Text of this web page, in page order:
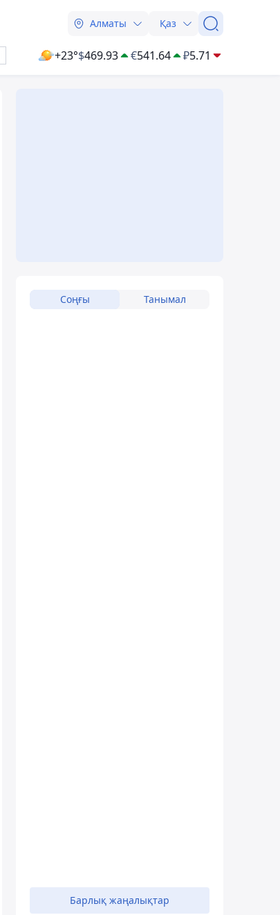
Алматы Қаз
+23°$469.93 €541.64 ₽5.71
Соңғы Танымал
Барлық жаңалықтар